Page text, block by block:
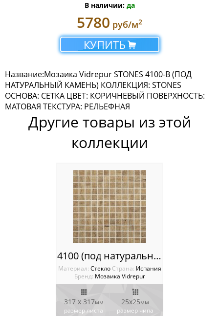
Мозаика Titanium
Мозаика Universe
Ступени Dvomo
Ступени Exagress
Италия
Китай
В наличии: да
5780 руб/м2
КУПИТЬ
Название:Мозаика Vidrepur STONES 4100-B (ПОД
НАТУРАЛЬНЫЙ КАМЕНЬ) КОЛЛЕКЦИЯ: STONES
ОСНОВА: СЕТКА ЦВЕТ: КОРИЧНЕВЫЙ ПОВЕРХНОСТЬ:
МАТОВАЯ ТЕКСТУРА: РЕЛЬЕФНАЯ
Другие товары из этой
коллекции
4100 (под натуральный камень) Мозаика Vidrepur Stones
Материал: Стекло Cтрана: Испания
Бренд: Мозаика Vidrepur
317 x 317мм
размер листа
25х25мм
размер чипа